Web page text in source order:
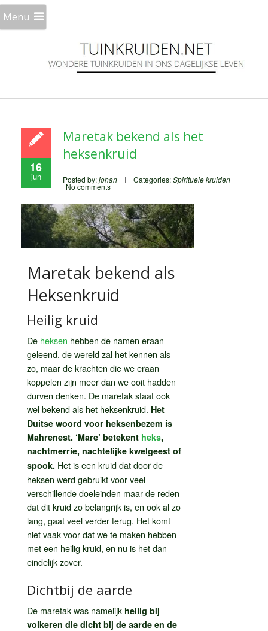
Menu
16
jun
Maretak bekend als het
heksenkruid
Posted by:johan Categories:Spirituele kruiden
No comments
Maretak bekend als
Heksenkruid
Heilig kruid
De heksen hebben de namen eraan
geleend, de wereld zal het kennen als
zo, maar de krachten die we eraan
koppelen zijn meer dan we ooit hadden
durven denken. De maretak staat ook
wel bekend als het heksenkruid. Het
Duitse woord voor heksenbezem is
Mahrenest. ‘Mare’ betekent heks,
nachtmerrie, nachtelijke kwelgeest of
spook. Het is een kruid dat door de
heksen werd gebruikt voor veel
verschillende doeleinden maar de reden
dat dit kruid zo belangrijk is, en ook al zo
lang, gaat veel verder terug. Het komt
niet vaak voor dat we te maken hebben
met een heilig kruid, en nu is het dan
eindelijk zover.
Dichtbij de aarde
De maretak was namelijk heilig bij
volkeren die dicht bij de aarde en de